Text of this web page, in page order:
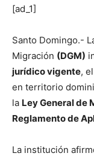
[ad_1]
Santo Domingo.-
Migración (DGM)
jurídico vigente,
en territorio
la Ley General de
Reglamento de
La institución